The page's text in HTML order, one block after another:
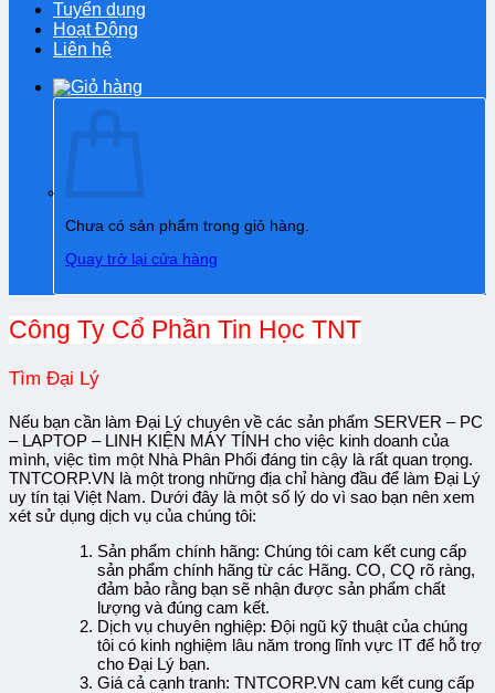
Tuyển dụng
Hoạt Động
Liên hệ
Chưa có sản phẩm trong giỏ hàng.
Quay trở lại cửa hàng
Công Ty Cổ Phần Tin Học TNT
Tìm Đại Lý
Nếu bạn cần làm Đại Lý chuyên về các sản phẩm SERVER – PC
– LAPTOP – LINH KIỆN MÁY TÍNH cho việc kinh doanh của
mình, việc tìm một Nhà Phân Phối đáng tin cậy là rất quan trọng.
TNTCORP.VN là một trong những địa chỉ hàng đầu để làm Đại Lý
uy tín tại Việt Nam. Dưới đây là một số lý do vì sao bạn nên xem
xét sử dụng dịch vụ của chúng tôi:
Sản phẩm chính hãng: Chúng tôi cam kết cung cấp
sản phẩm chính hãng từ các Hãng. CO, CQ rõ ràng,
đảm bảo rằng bạn sẽ nhận được sản phẩm chất
lượng và đúng cam kết.
Dịch vụ chuyên nghiệp: Đội ngũ kỹ thuật của chúng
tôi có kinh nghiệm lâu năm trong lĩnh vực IT để hỗ trợ
cho Đại Lý bạn.
Giá cả cạnh tranh: TNTCORP.VN cam kết cung cấp